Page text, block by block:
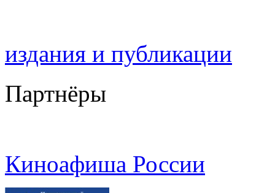
издания и публикации
Партнёры
Киноафиша России